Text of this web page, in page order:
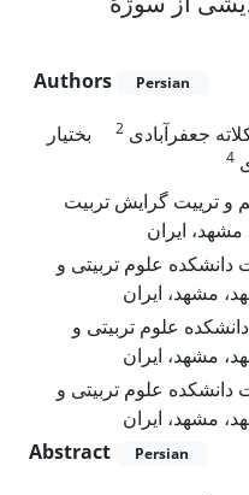
Authors Persian
جعفرآبادی 2
بختیار
4
و ترییت گرایش تربیت
ایران
دانشکده علوم تربیتی و
مشهد، ایران
علوم تربیتی و
مشهد، ایران
دانشکده علوم تربیتی و
مشهد، ایران
Abstract
Persian